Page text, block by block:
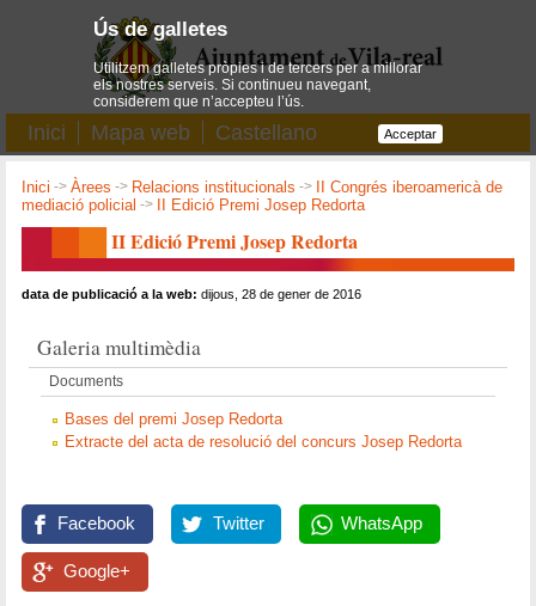
Inici Mapa web Castellano
Inici ->Àrees -> Relacions institucionals ->
II Congrés iberoamericà de
mediació policial -> II Edició Premi Josep Redorta
II Edició Premi Josep Redorta
data de publicació a la web: dijous, 28 de gener de 2016
Galeria multimèdia
Documents
Bases del premi Josep Redorta
Extracte del acta de resolució del concurs Josep Redorta
Facebook Twitter WhatsApp
Google+
Ús de galletes
Utilitzem galletes pròpies i de tercers per a millorar
els nostres serveis. Si continueu navegant,
considerem que n’accepteu l’ús.
Acceptar